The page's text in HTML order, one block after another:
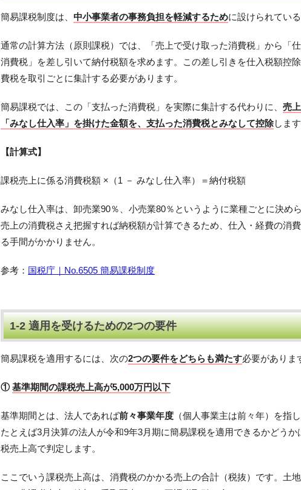
簡易課税制度は、 中小事業者の事務負担を軽減するために設けられている
通常の計算方法（原則課税）では、「売上で受け取った消費税」から「
消費税」を差し引いて納付税額を求めます。この差し引きを仕入税額控
費税を取引ごとに集計する必要があります。
簡易課税では、この「支払った消費税」を実際に集計する代わりに、 売
「みなし仕入率」を掛けた金額を、支払った消費税とみなして控除します
【計算式】
課税売上に係る消費税額 ×（1 － みなし仕入率）＝納付税額
みなし仕入率は、卸売業90％、小売業80％というように業種ごとに決めら
売上の消費税さえ把握すれば納税額が計算できるため、仕入・経費の消
る手間がかかりません。
参考： 国税庁｜No.6505 簡易課税制度
1-2 適用を受けるための2つの要件
簡易課税を適用するには、次の2つの要件をどちらも満たす必要がありま
①基準期間の課税売上高が5,000万円以下
基準期間とは、法人であれば前々事業年度 （個人事業主は前々年）を指し
たとえば3月決算の法人が令和9年3月期に簡易課税を適用できるかどうか
税売上高で判定します。
ここでいう課税売上高は、消費税のかかる売上の合計（税抜）です。土